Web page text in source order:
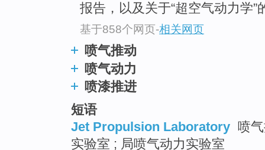
报告，以及关于“超空气动力学”
基于858个网页-相关网页
喷气推动
喷气动力
喷漆推进
短语
Jet Propulsion Laboratory 喷
实验室 ; 局喷气动力实验室